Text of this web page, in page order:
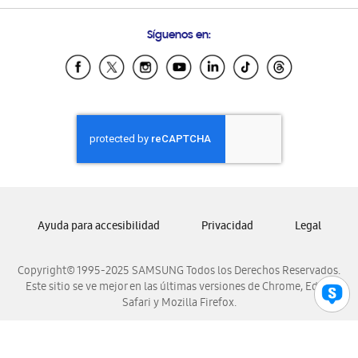
Samsung Ecuador
Samsung El Salvador
Samsung Honduras
Samsung Nicaragua
Samsung Panamá
Samsung Venezuela
Síguenos en:
Copyright© 1995-2025 SAMSUNG Todos los Derechos Reservados.
Este sitio se ve mejor en las últimas versiones de Chrome, Edge,
Safari y Mozilla Firefox.
Ayuda para accesibilidad Privacidad Legal